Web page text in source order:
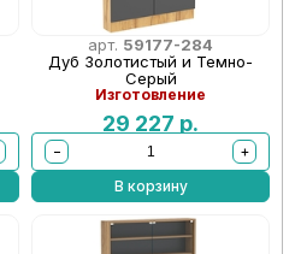
арт. 59177-284
Дуб Золотистый и Темно-
Серый
Изготовление
29 227 р.
−
+
В корзину